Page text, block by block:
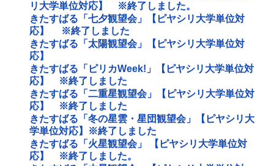
リ大学単位対応】 ※終了しました。
きたすばる「七夕観望会」【ピヤシリ大学単位対
応】 ※終了しました
きたすばる「太陽観望会」【ピヤシリ大学単位対
応】
きたすばる「ピリカWeek!」【ピヤシリ大学単位対
応】 ※終了しました
きたすばる「二重星観望会」【ピヤシリ大学単位対
応】 ※終了しました
きたすばる「冬の星雲・星団観望会」【ピヤシリ大
学単位対応】※終了しました
きたすばる「火星観望会」 【ピヤシリ大学単位対
応】 ※終了しました。